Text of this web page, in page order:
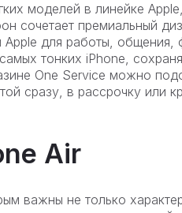
моделей в линейке
сочетает премиальный
для работы,
тонких iPhone,
One Service можно
сразу, в рассрочку или
Air
важны не только